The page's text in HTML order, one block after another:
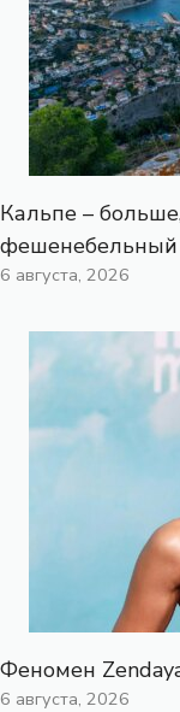
Кальпе –
6 августа, 2026
Феномен
6 августа, 2026